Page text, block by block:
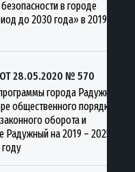
в городе
до 2030 года» в 2019
28.05.2020 № 570
города Радужный
общественного порядка,
оборота и
Радужный на 2019 – 2025